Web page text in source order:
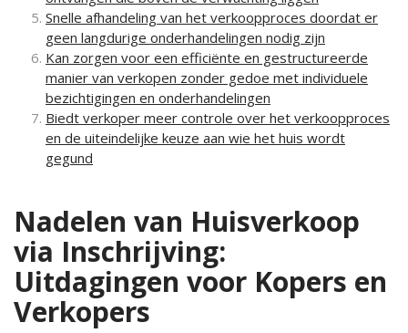
Snelle afhandeling van het verkoopproces doordat er
geen langdurige onderhandelingen nodig zijn
Kan zorgen voor een efficiënte en gestructureerde
manier van verkopen zonder gedoe met individuele
bezichtigingen en onderhandelingen
Biedt verkoper meer controle over het verkoopproces
en de uiteindelijke keuze aan wie het huis wordt
gegund
Nadelen van Huisverkoop
via Inschrijving:
Uitdagingen voor Kopers en
Verkopers